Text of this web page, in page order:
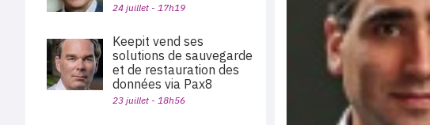
24 juillet - 17h19
Keepit vend ses
solutions de sauvegarde
et de restauration des
données via Pax8
23 juillet - 18h56